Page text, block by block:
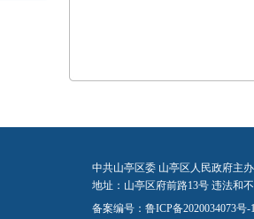
中共山亭区委 山亭区人民政府主
地址：山亭区府前路13号 违法和
备案编号： 鲁ICP备2020034073号-